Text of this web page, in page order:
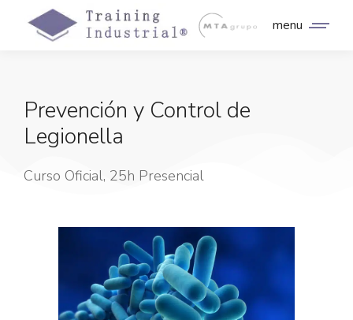
menu
Prevención y Control de
Legionella
Curso Oficial, 25h Presencial